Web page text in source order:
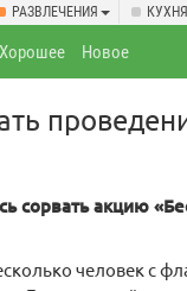
РАЗВЛЕЧЕНИЯ КУХНЯ
Хорошее Новое
сорвать акцию
человек с